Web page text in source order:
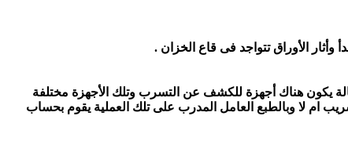
وأثار الأوراقتتواجد فى قاع الخزان .
يكون هناك أجهزة للكشف عن التسرب وتلك الأجهزة مختلفة
ام لا وبالطبع العامل المدرب على تلك العملية يقوم بحساب